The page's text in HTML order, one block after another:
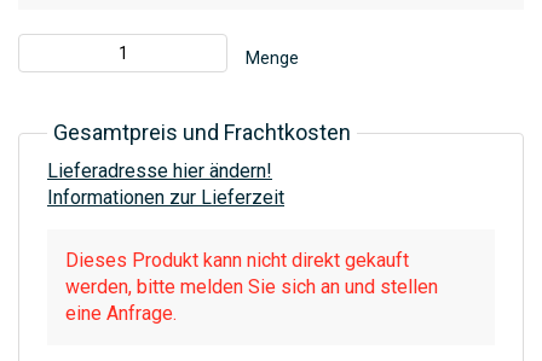
Menge
Gesamtpreis und Frachtkosten
Lieferadresse hier ändern!
Informationen zur Lieferzeit
Dieses Produkt kann nicht direkt gekauft
werden, bitte melden Sie sich an und stellen
eine Anfrage.